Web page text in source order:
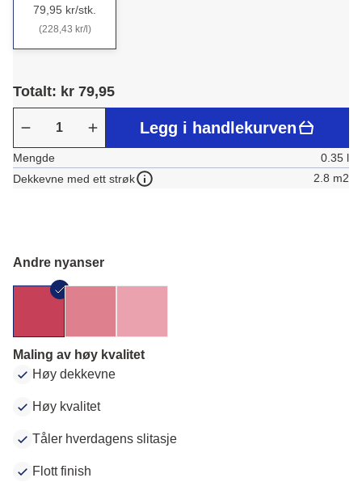
79,95 kr/stk.
(228,43 kr/l)
Totalt: kr 79,95
Legg i handlekurven
Mengde
0.35 l
Dekkevne med ett strøk
2.8 m2
Andre nyanser
Maling av høy kvalitet
Høy dekkevne
Høy kvalitet
Tåler hverdagens slitasje
Flott finish